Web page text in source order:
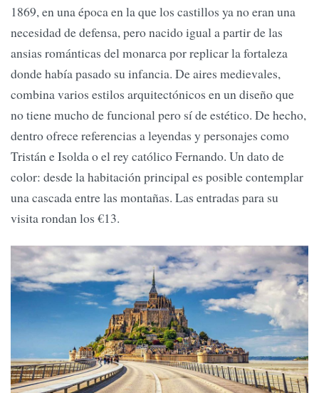
1869, en una época en la que los castillos ya no eran una
necesidad de defensa, pero nacido igual a partir de las
ansias románticas del monarca por replicar la fortaleza
donde había pasado su infancia. De aires medievales,
combina varios estilos arquitectónicos en un diseño que
no tiene mucho de funcional pero sí de estético. De hecho,
dentro ofrece referencias a leyendas y personajes como
Tristán e Isolda o el rey católico Fernando. Un dato de
color: desde la habitación principal es posible contemplar
una cascada entre las montañas. Las entradas para su
visita rondan los €13.